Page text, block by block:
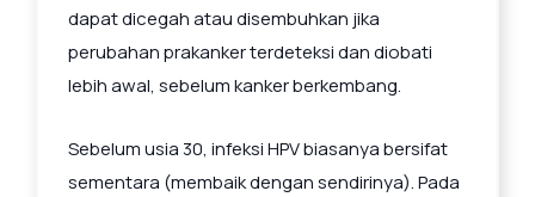
dapat dicegah atau disembuhkan jika
perubahan prakanker terdeteksi dan diobati
lebih awal, sebelum kanker berkembang.
Sebelum usia 30, infeksi HPV biasanya bersifat
sementara (membaik dengan sendirinya). Pada